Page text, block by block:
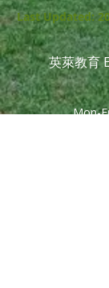
Last Updated:
英萊教育
Mon-